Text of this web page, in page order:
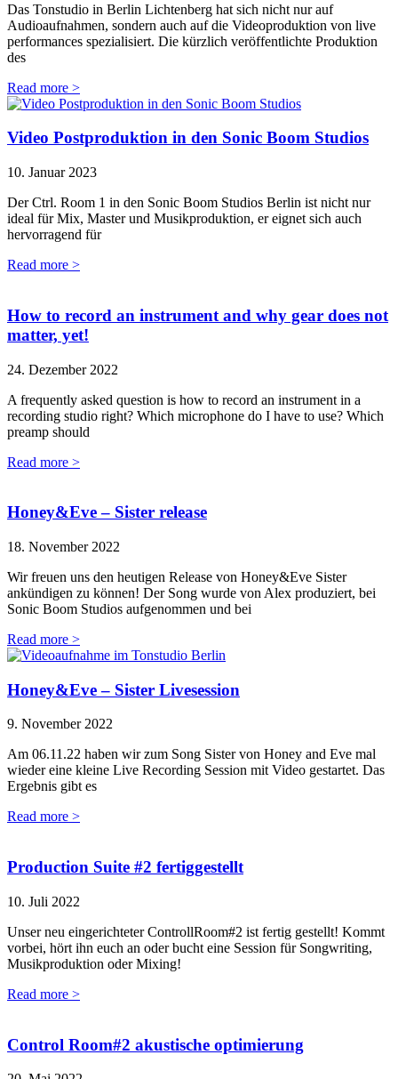
Das Tonstudio in Berlin Lichtenberg hat sich nicht nur auf
Audioaufnahmen, sondern auch auf die Videoproduktion von live
performances spezialisiert. Die kürzlich veröffentlichte Produktion
des
Read more >
Video Postproduktion in den Sonic Boom Studios
10. Januar 2023
Der Ctrl. Room 1 in den Sonic Boom Studios Berlin ist nicht nur
ideal für Mix, Master und Musikproduktion, er eignet sich auch
hervorragend für
Read more >
How to record an instrument and why gear does not
matter, yet!
24. Dezember 2022
A frequently asked question is how to record an instrument in a
recording studio right? Which microphone do I have to use? Which
preamp should
Read more >
Honey&Eve – Sister release
18. November 2022
Wir freuen uns den heutigen Release von Honey&Eve Sister
ankündigen zu können! Der Song wurde von Alex produziert, bei
Sonic Boom Studios aufgenommen und bei
Read more >
Honey&Eve – Sister Livesession
9. November 2022
Am 06.11.22 haben wir zum Song Sister von Honey and Eve mal
wieder eine kleine Live Recording Session mit Video gestartet. Das
Ergebnis gibt es
Read more >
Production Suite #2 fertiggestellt
10. Juli 2022
Unser neu eingerichteter ControllRoom#2 ist fertig gestellt! Kommt
vorbei, hört ihn euch an oder bucht eine Session für Songwriting,
Musikproduktion oder Mixing!
Read more >
Control Room#2 akustische optimierung